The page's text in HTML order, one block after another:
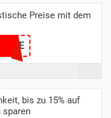
Preise mit dem
bis zu 15% auf
sparen